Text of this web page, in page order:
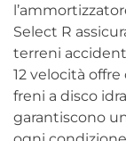
Select R
terreni
12 velocità
freni a disco
garantiscono